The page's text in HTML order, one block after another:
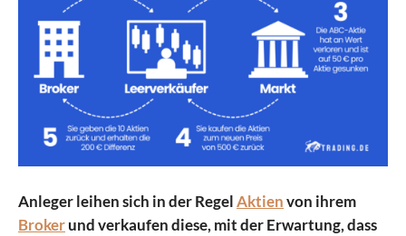
Anleger leihen sich in der RegelAktienvon ihrem
Brokerund verkaufen diese, mit der Erwartung, dass